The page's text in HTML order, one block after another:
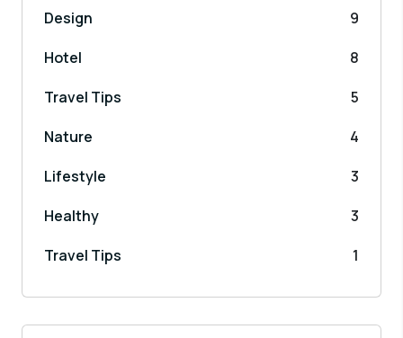
Design
9
Hotel
8
Travel Tips
5
Nature
4
Lifestyle
3
Healthy
3
Travel Tips
1